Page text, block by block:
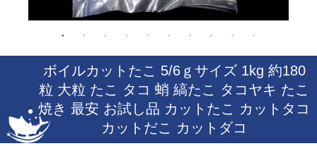
ボイルカットたこ 5/6ｇサイズ 1kg 約180
粒 大粒 たこ タコ 蛸 縞たこ タコヤキ たこ
焼き 最安 お試し品 カットたこ カットタコ
カットだこ カットダコ